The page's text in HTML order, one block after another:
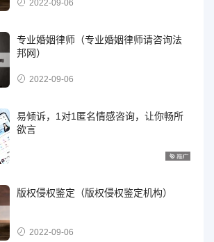
2022-09-06
专业婚姻律师（专业婚姻律师请咨询法
邦网）
2022-09-06
易倾诉，1对1匿名情感咨询，让你畅所
欲言
版权侵权鉴定（版权侵权鉴定机构）
2022-09-06